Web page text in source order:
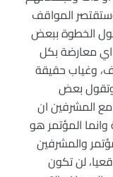
المواقف
الخطوة ببعض
اي معارضة بكل
وغياب حقيقة
بعض
المشرفين ان
المؤتمر هو
والمشرفين
لن تكون